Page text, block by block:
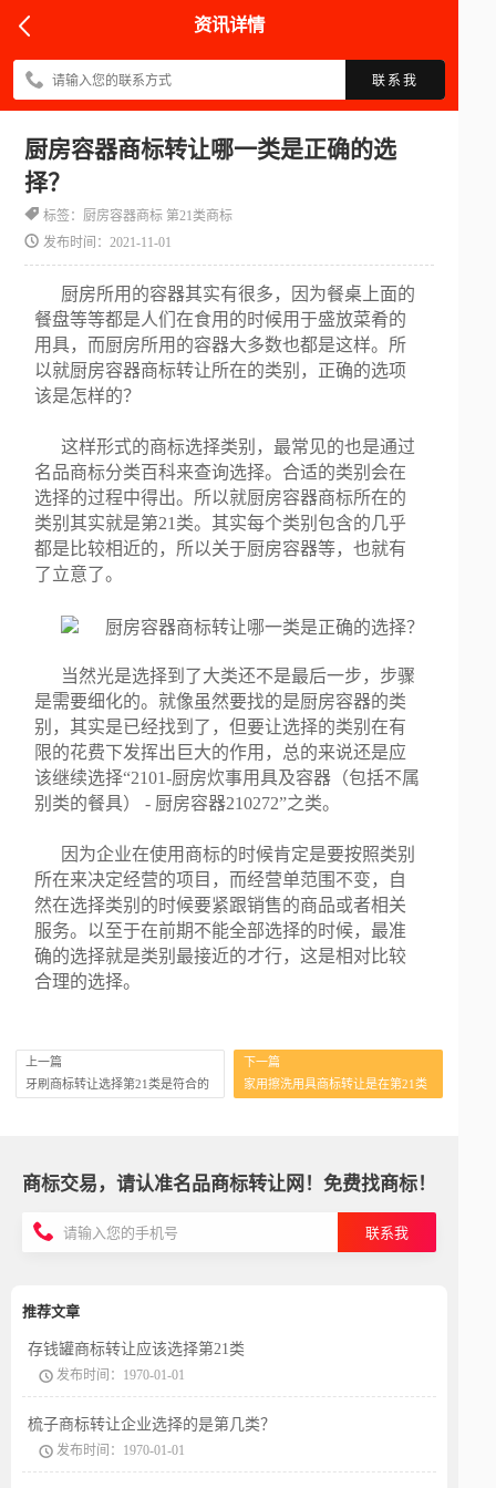
资讯详情
联系我
厨房容器商标转让哪一类是正确的选
择？
标签：厨房容器商标 第21类商标
发布时间：2021-11-01
厨房所用的容器其实有很多，因为餐桌上面的
餐盘等等都是人们在食用的时候用于盛放菜肴的
用具，而厨房所用的容器大多数也都是这样。所
以就厨房容器商标转让所在的类别，正确的选项
该是怎样的？
这样形式的商标选择类别，最常见的也是通过
名品商标分类百科来查询选择。合适的类别会在
选择的过程中得出。所以就厨房容器商标所在的
类别其实就是第21类。其实每个类别包含的几乎
都是比较相近的，所以关于厨房容器等，也就有
了立意了。
当然光是选择到了大类还不是最后一步，步骤
是需要细化的。就像虽然要找的是厨房容器的类
别，其实是已经找到了，但要让选择的类别在有
限的花费下发挥出巨大的作用，总的来说还是应
该继续选择“2101-厨房炊事用具及容器（包括不属
别类的餐具） - 厨房容器210272”之类。
因为企业在使用商标的时候肯定是要按照类别
所在来决定经营的项目，而经营单范围不变，自
然在选择类别的时候要紧跟销售的商品或者相关
服务。以至于在前期不能全部选择的时候，最准
确的选择就是类别最接近的才行，这是相对比较
合理的选择。
上一篇
牙刷商标转让选择第21类是符合的
下一篇
家用擦洗用具商标转让是在第21类
商标交易，请认准名品商标转让网！免费找商标！
联系我
推荐文章
存钱罐商标转让应该选择第21类
发布时间：1970-01-01
梳子商标转让企业选择的是第几类？
发布时间：1970-01-01